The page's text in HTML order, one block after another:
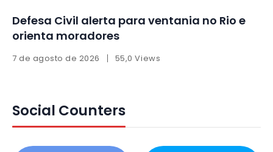
Defesa Civil alerta para ventania no Rio e
orienta moradores
7 de agosto de 2026 55,0 Views
Social Counters